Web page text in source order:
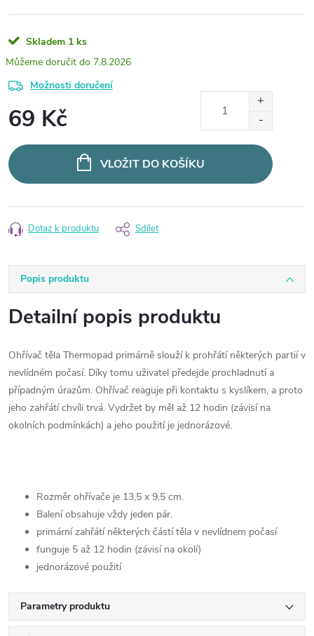
Skladem 1 ks
7.8.2026
Možnosti doručení
69 Kč
cena:
VLOŽIT DO KOŠÍKU
Dotaz k produktu Sdílet
Popis produktu
Detailní popis produktu
Ohřívač těla Thermopad primárně slouží k prohřátí některých partií v
nevlídném počasí. Díky tomu uživatel předejde prochladnutí a
případným úrazům. Ohřívač reaguje při kontaktu s kyslíkem, a proto
jeho zahřátí chvíli trvá. Vydržet by měl až 12 hodin (závisí na
okolních podmínkách) a jeho použití je jednorázové.
Rozměr ohřívače je 13,5 x 9,5 cm.
Balení obsahuje vždy jeden pár.
primární zahřátí některých částí těla v nevlídnem počasí
funguje 5 až 12 hodin (závisí na okolí)
jednorázové použití
Parametry produktu